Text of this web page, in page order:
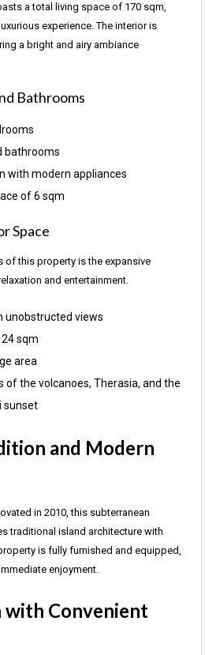
a total living space of 170 sqm,
experience. The interior is
a bright and airy ambiance
Bathrooms
bathrooms
with modern appliances
of 6 sqm
Space
of this property is the expansive
and entertainment.
unobstructed views
sqm
area
of the volcanoes, Therasia, and the
sunset
and Modern
in 2010, this subterranean
traditional island architecture with
is fully furnished and equipped,
enjoyment.
with Convenient